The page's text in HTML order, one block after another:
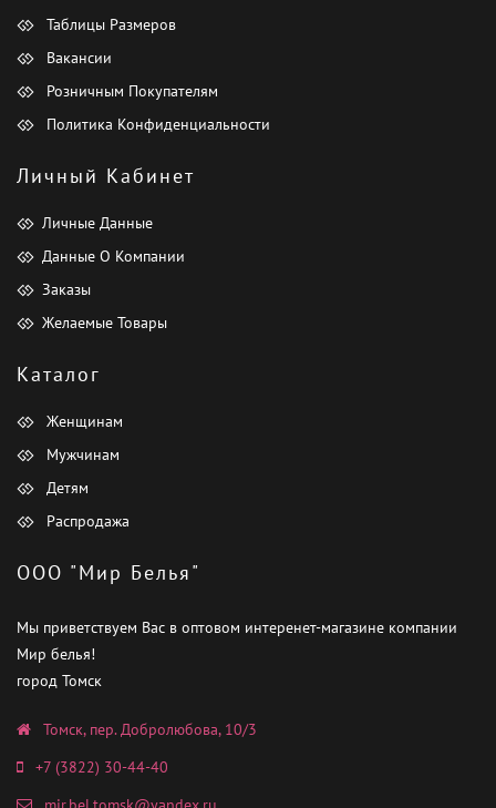
Таблицы Размеров
Вакансии
Розничным Покупателям
Политика Конфиденциальности
Личный Кабинет
Личные Данные
Данные О Компании
Заказы
Желаемые Товары
Каталог
Женщинам
Мужчинам
Детям
Распродажа
ООО "Мир Белья"
Мы приветствуем Вас в оптовом интеренет-магазине компании
Мир белья!
город Томск
Томск, пер. Добролюбова, 10/3
+7 (3822) 30-44-40